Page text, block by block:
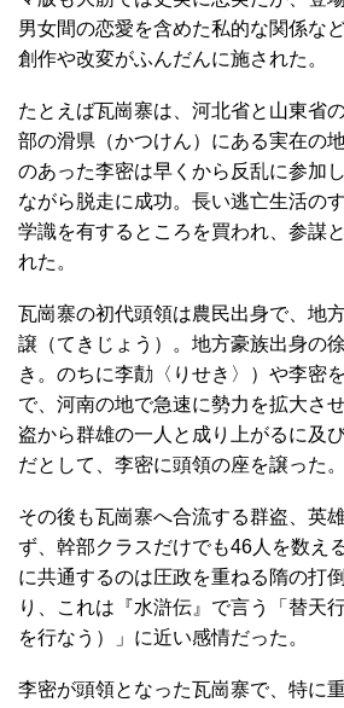
男女間の恋愛を含めた私的な関係な
創作や改変がふんだんに施された。
たとえば瓦崗寨は、河北省と山東省
部の滑県（かつけん）にある実在の
のあった李密は早くから反乱に参加
ながら脱走に成功。長い逃亡生活の
学識を有するところを買われ、参謀
れた。
瓦崗寨の初代頭領は農民出身で、地
譲（てきじょう）。地方豪族出身の
き。のちに李勣〈りせき〉）や李密
で、河南の地で急速に勢力を拡大さ
盗から群雄の一人と成り上がるに及
だとして、李密に頭領の座を譲った。
その後も瓦崗寨へ合流する群盗、英
ず、幹部クラスだけでも46人を数え
に共通するのは圧政を重ねる隋の打
り、これは『水滸伝』で言う「替天
を行なう）」に近い感情だった。
李密が頭領となった瓦崗寨で、特に